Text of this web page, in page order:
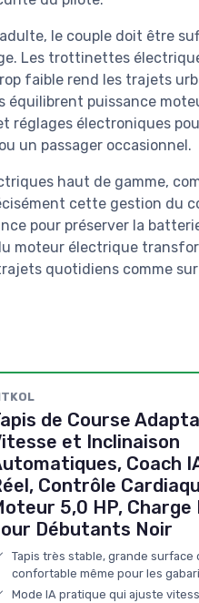
le couple doit être
Les trottinettes
faible rend les trajets
équilibrent puissance
réglages électroniques
un passager occasionnel.
haut de gamme,
cette gestion du
pour préserver la
moteur électrique
quotidiens comme
de Course
et Inclinaison
Coach
Contrôle
5,0 HP, Charge
Débutants Noir
Tapis très stable, grande surface
confortable même pour les
Mode IA pratique qui ajuste